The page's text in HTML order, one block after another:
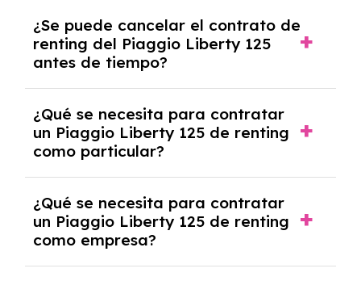
tendrás que pagar ningún tipo de entrada
salvo en casos que lo exija el proveedor
debido al resultado del estudio de viabilidad
económica.
¿Se puede cancelar el contrato de
renting del Piaggio Liberty 125
antes de tiempo?
pero puede haber penalizaciones por
cancelación anticipada. Es importante revisar
las condiciones del contrato y hablar con un
experto que te asesore.
¿Qué se necesita para contratar
un Piaggio Liberty 125 de renting
como particular?
y, en algunos casos, una consulta de solvencia
crediticia y un pago inicial.
¿Qué se necesita para contratar
un Piaggio Liberty 125 de renting
como empresa?